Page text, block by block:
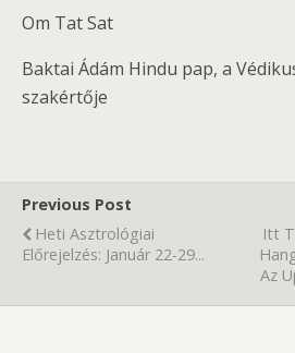
Om Tat Sat
Baktai Ádám Hindu pap, a
szakértője
Previous Post
Heti Asztrológiai
Előrejelzés: Január 22-29...
Itt
Az